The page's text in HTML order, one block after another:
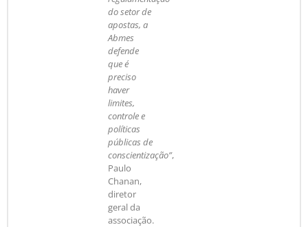
do setor de
apostas, a
Abmes
defende
que é
preciso
haver
limites,
controle e
políticas
públicas de
conscientização”,
Paulo
Chanan,
diretor
geral da
associação.